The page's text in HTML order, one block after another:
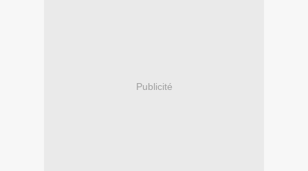
Publicité